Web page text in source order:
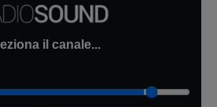
il canale...